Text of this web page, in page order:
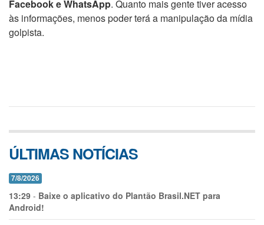
Facebook e WhatsApp. Quanto mais gente tiver acesso
às informações, menos poder terá a manipulação da mídia
golpista.
ÚLTIMAS NOTÍCIAS
7/8/2026
13:29 - Baixe o aplicativo do Plantão Brasil.NET para
Android!